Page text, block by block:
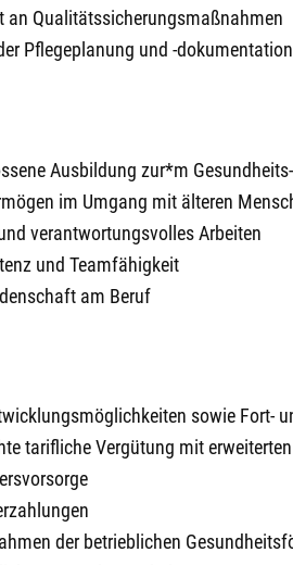
an Qualitätssicherungsmaßnahmen
Pflegeplanung und -dokumentation
Ausbildung zur*m
im Umgang mit älteren
verantwortungsvolles Arbeiten
und Teamfähigkeit
am Beruf
sowie Fort-
tarifliche Vergütung mit
der betrieblichen